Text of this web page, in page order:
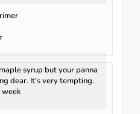
syrup but your panna
dear. It's very tempting.
week